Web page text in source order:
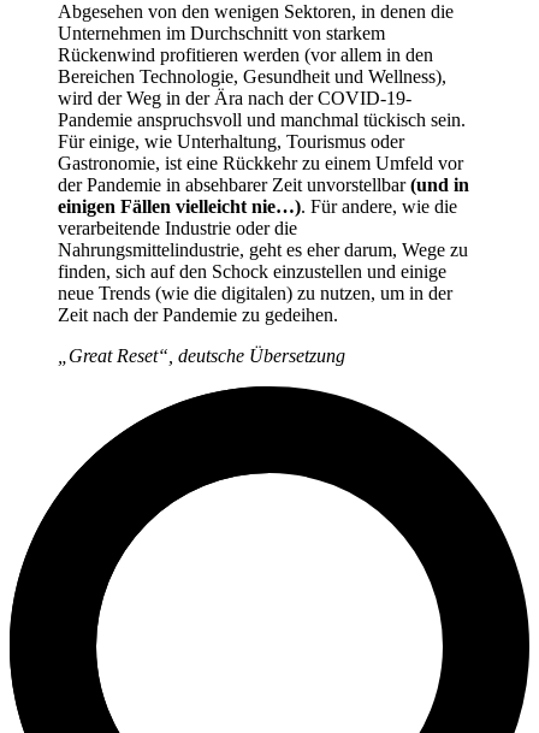
Abgesehen von den wenigen Sektoren, in denen die
Unternehmen im Durchschnitt von starkem
Rückenwind profitieren werden (vor allem in den
Bereichen Technologie, Gesundheit und Wellness),
wird der Weg in der Ära nach der COVID-19-
Pandemie anspruchsvoll und manchmal tückisch sein.
Für einige, wie Unterhaltung, Tourismus oder
Gastronomie, ist eine Rückkehr zu einem Umfeld vor
der Pandemie in absehbarer Zeit unvorstellbar(und in
einigen Fällen vielleicht nie…). Für andere, wie die
verarbeitende Industrie oder die
Nahrungsmittelindustrie, geht es eher darum, Wege zu
finden, sich auf den Schock einzustellen und einige
neue Trends (wie die digitalen) zu nutzen, um in der
Zeit nach der Pandemie zu gedeihen.
„Great Reset“, deutsche Übersetzung